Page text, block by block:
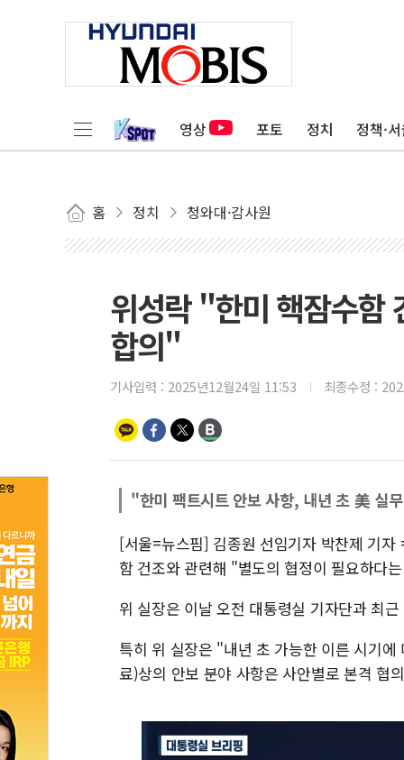
영상 포토 정치 정책·
홈 정치 청와대·감사원
위성락 "한미 핵잠수함
합의"
기사입력 : 2025년12월24일 11:53 최종수정 :
"한미 팩트시트 안보 사항, 내년 초 美 실
[서울=뉴스핌] 김종원 선임기자 박찬제 기
함 건조와 관련해 "별도의 협정이 필요하다
위 실장은 이날 오전 대통령실 기자단과 최
특히 위 실장은 "내년 초 가능한 이른 시기
료)상의 안보 분야 사항은 사안별로 본격 협